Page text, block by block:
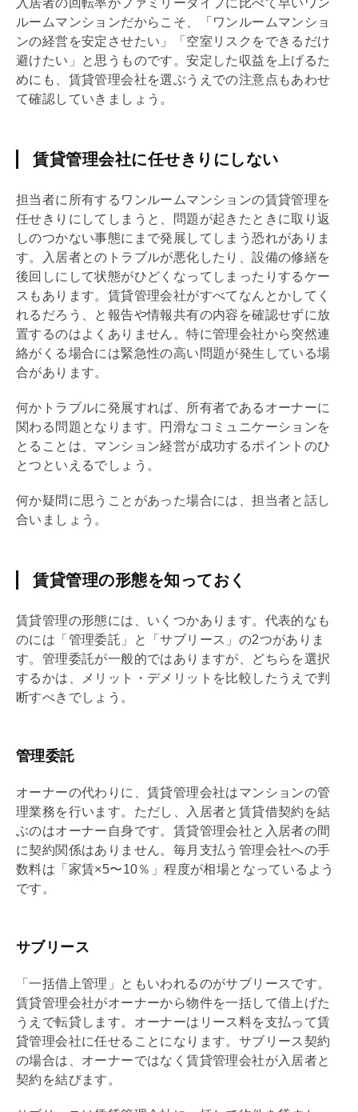
ルームマンションだからこそ、「ワンルームマンショ
ンの経営を安定させたい」「空室リスクをできるだけ
避けたい」と思うものです。安定した収益を上げるた
めにも、賃貸管理会社を選ぶうえでの注意点もあわせ
て確認していきましょう。
賃貸管理会社に任せきりにしない
担当者に所有するワンルームマンションの賃貸管理を
任せきりにしてしまうと、問題が起きたときに取り返
しのつかない事態にまで発展してしまう恐れがありま
す。入居者とのトラブルが悪化したり、設備の修繕を
後回しにして状態がひどくなってしまったりするケー
スもあります。賃貸管理会社がすべてなんとかしてく
れるだろう、と報告や情報共有の内容を確認せずに放
置するのはよくありません。特に管理会社から突然連
絡がくる場合には緊急性の高い問題が発生している場
合があります。
何かトラブルに発展すれば、所有者であるオーナーに
関わる問題となります。円滑なコミュニケーションを
とることは、マンション経営が成功するポイントのひ
とつといえるでしょう。
何か疑問に思うことがあった場合には、担当者と話し
合いましょう。
賃貸管理の形態を知っておく
賃貸管理の形態には、いくつかあります。代表的なも
のには「管理委託」と「サブリース 」の2つがありま
す。管理委託が一般的ではありますが、どちらを選択
するかは、メリット・デメリットを比較したうえで判
断すべきでしょう。
管理委託
オーナーの代わりに、賃貸管理会社はマンションの管
理業務を行います。ただし、入居者と 賃貸借契約を結
ぶのはオーナー自身です。賃貸管理会社と入居者の間
に契約関係はありません。毎月支払う 管理会社への手
数料は「家賃×5〜10％」程度が相場となっているよう
です。
サブリース
「一括借上管理」ともいわれるのがサブリース です。
賃貸管理会社がオーナーから物件を一括して借上げた
うえで転貸します。オーナーはリース料を支払って賃
貸管理会社に任せることになります。 サブリース 契約
の場合は、オーナーではなく賃貸管理会社が入居者と
契約を結びます。